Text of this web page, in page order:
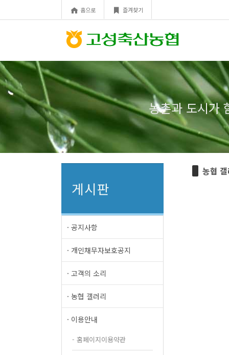
홈으로 즐겨찾기
농촌과 도시가
게시판
· 공지사항
· 개인채무자보호공지
· 고객의 소리
· 농협 갤러리
· 이용안내
- 홈페이지이용약관
농협